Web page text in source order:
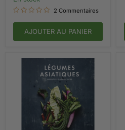
quantités,
des
gâteaux
paresseux
étages
2 Commentaires
AJOUTER AU PANIER